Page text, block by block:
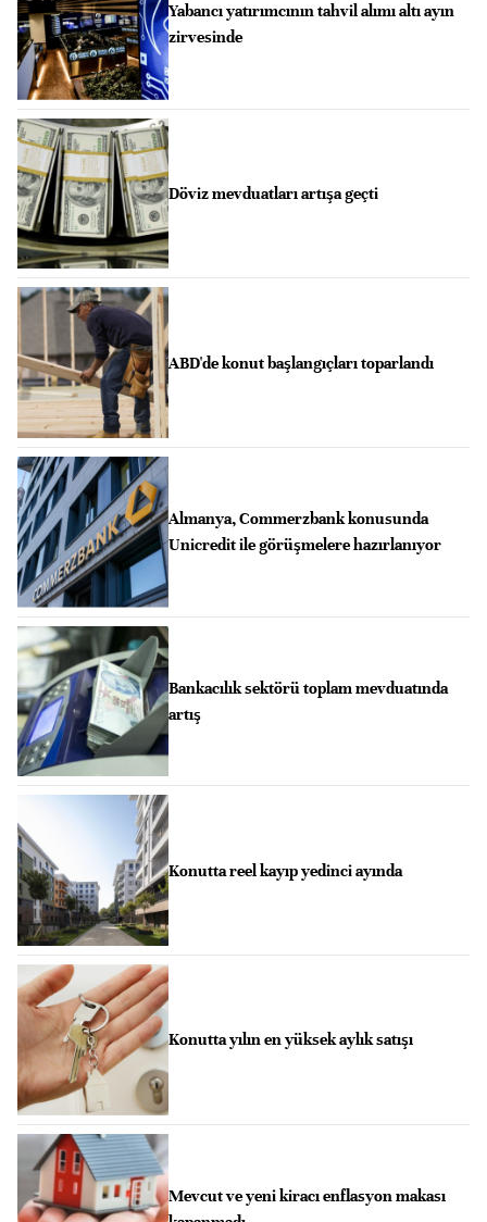
Yabancı yatırımcının tahvil alımı altı ayın
zirvesinde
Döviz mevduatları artışa geçti
ABD'de konut başlangıçları toparlandı
Almanya, Commerzbank konusunda
Unicredit ile görüşmelere hazırlanıyor
Bankacılık sektörü toplam mevduatında
artış
Konutta reel kayıp yedinci ayında
Konutta yılın en yüksek aylık satışı
Mevcut ve yeni kiracı enflasyon makası